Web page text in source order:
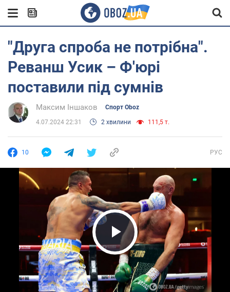
"Друга спроба не потрібна".
Реванш Усик – Ф'юрі
поставили під сумнів
Максим Іншаков Спорт Oboz
4.07.2024 22:31 2 хвилини 111,5 т.
10 РУС
Play Video